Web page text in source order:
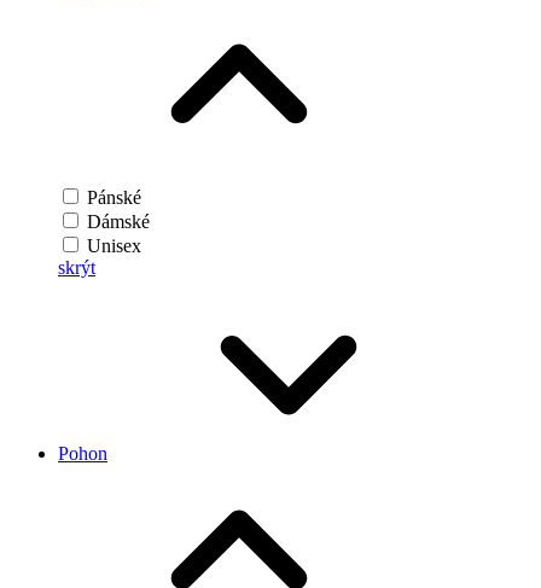
Pánské
Dámské
Unisex
skrýt
Pohon